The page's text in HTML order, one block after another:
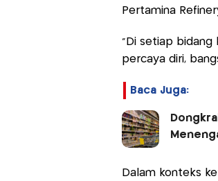
Pertamina
“Di setiap bidang
percaya diri,
Baca Juga:
Dalam konteks